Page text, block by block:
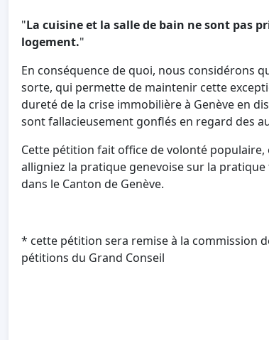
"La cuisine et la salle de bain ne sont pas
logement."
En conséquence de quoi, nous considérons
sorte, qui permette de maintenir cette
dureté de la crise immobilière à Genève en
sont fallacieusement gonflés en regard des
Cette pétition fait office de volonté
alligniez la pratique genevoise sur la
dans le Canton de Genève.
* cette pétition sera remise à la commission
pétitions du Grand Conseil